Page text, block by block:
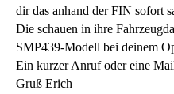
dir das anhand der FIN sofort
Die schauen in ihre
SMP439‑Modell bei deinem
Ein kurzer Anruf oder eine
Gruß Erich